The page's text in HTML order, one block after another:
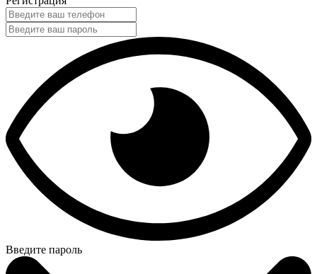
Введите пароль